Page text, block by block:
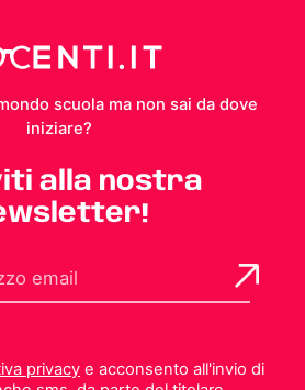
scuola ma non sai da dove
iniziare?
alla nostra
privacye acconsento all'invio di